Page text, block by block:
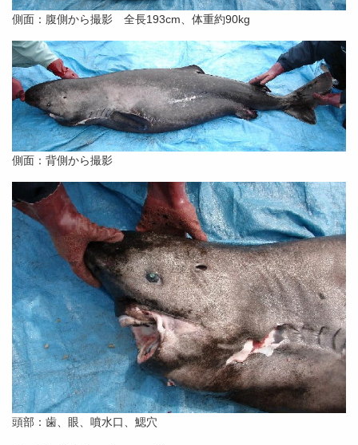
側面：腹側から撮影 全長193cm、体重約90kg
側面：背側から撮影
頭部：歯、眼、噴水口、鰓穴